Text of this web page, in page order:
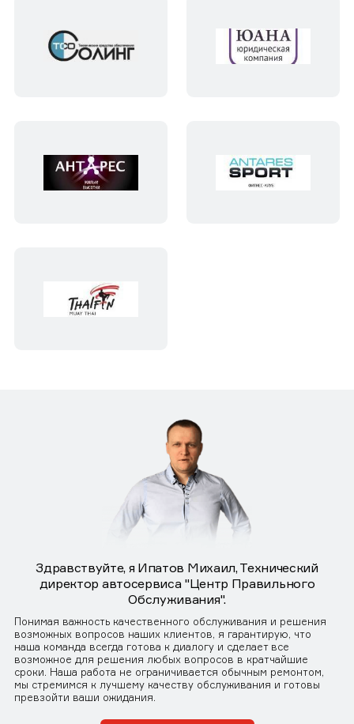
Здравствуйте, я Ипатов Михаил, Технический
директор автосервиса "Центр Правильного
Обслуживания".
Понимая важность качественного обслуживания и решения
возможных вопросов наших клиентов, я гарантирую, что
наша команда всегда готова к диалогу и сделает все
возможное для решения любых вопросов в кратчайшие
сроки. Наша работа не ограничивается обычным ремонтом,
мы стремимся к лучшему качеству обслуживания и готовы
превзойти ваши ожидания.